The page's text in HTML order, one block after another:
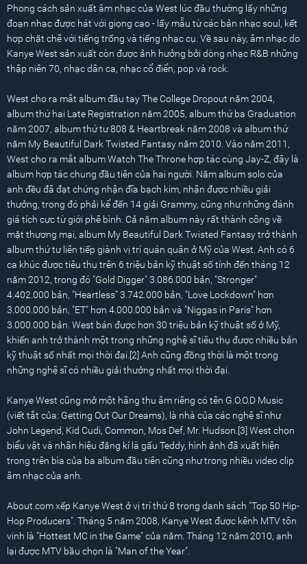
Phong cách sản xuất âm nhạc của West lúc đầu thường lấy những
đoạn nhạc được hát với giọng cao - lấy mẫu từ các bản nhạc soul, kết
hợp chặt chẽ với tiếng trống và tiếng nhạc cụ. Về sau này, âm nhạc do
Kanye West sản xuất còn được ảnh hưởng bởi dòng nhạc R&B những
thập niên 70, nhạc dân ca, nhạc cổ điển, pop và rock.
West cho ra mắt album đầu tay The College Dropout năm 2004,
album thứ hai Late Registration năm 2005, album thứ ba Graduation
năm 2007, album thứ tư 808 & Heartbreak năm 2008 và album thứ
năm My Beautiful Dark Twisted Fantasy năm 2010. Vào năm 2011,
West cho ra mắt album Watch The Throne hợp tác cùng Jay-Z, đây là
album hợp tác chung đầu tiên của hai người. Năm album solo của
anh đều đã đạt chứng nhận đĩa bạch kim, nhận được nhiều giải
thưởng, trong đó phải kể đến 14 giải Grammy, cũng như những đánh
giá tích cực từ giới phê bình. Cả năm album này rất thành công về
mặt thương mại, album My Beautiful Dark Twisted Fantasy trở thành
album thứ tư liên tiếp giành vị trí quán quân ở Mỹ của West. Anh có 6
ca khúc được tiêu thụ trên 6 triệu bản kỹ thuật số tính đến tháng 12
năm 2012, trong đó "Gold Digger" 3.086.000 bản, "Stronger"
4.402.000 bản, "Heartless" 3.742.000 bản, "Love Lockdown" hơn
3.000.000 bản, "ET" hơn 4.000.000 bản và "Niggas in Paris" hơn
3.000.000 bản. West bán được hơn 30 triệu bản kỹ thuật số ở Mỹ,
khiến anh trở thành một trong những nghệ sĩ tiêu thụ được nhiều bản
kỹ thuật số nhất mọi thời đại.[2] Anh cũng đồng thời là một trong
những nghệ sĩ có nhiều giải thưởng nhất mọi thời đại.
Kanye West cũng mở một hãng thu âm riêng có tên G.O.O.D Music
(viết tắt của: Getting Out Our Dreams), là nhà của các nghệ sĩ như
John Legend, Kid Cudi, Common, Mos Def, Mr. Hudson.[3] West chọn
biểu vật và nhãn hiệu đăng kí là gấu Teddy, hình ảnh đã xuất hiện
trong trên bìa của ba album đầu tiên cũng như trong nhiều video clip
âm nhạc của anh.
About.com xếp Kanye West ở vị trí thứ 8 trong danh sách "Top 50 Hip-
Hop Producers". Tháng 5 năm 2008, Kanye West được kênh MTV tôn
vinh là "Hottest MC in the Game" của năm. Tháng 12 năm 2010, anh
lại được MTV bầu chọn là "Man of the Year".